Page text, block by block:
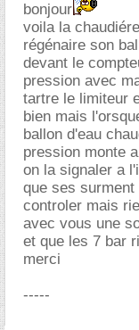
bonjour
voila la
régénaire son
devant le
pression avec
tartre le limiteur
bien mais
ballon d'eau
pression monte
on la signaler a
que ses surment
controler mais
avec vous une
et que les 7 bar
merci
-----